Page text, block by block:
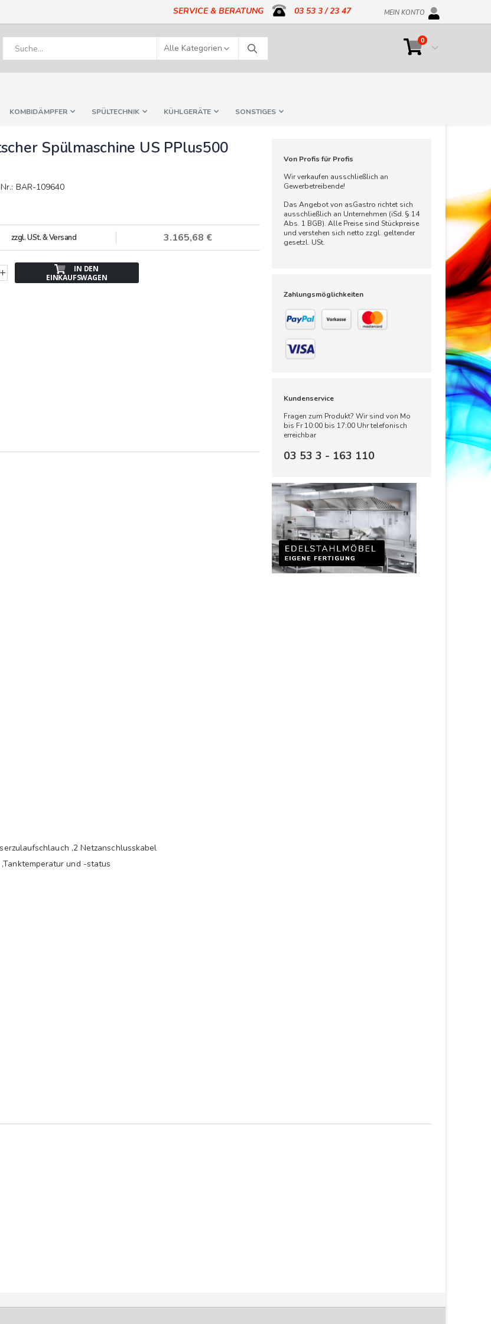
SERVICE & BERATUNG 03 53 3 / 23 47 MEIN KONTO
Cart
0Artikel
Suche
KOMBIDÄMPFER SPÜLTECHNIK KÜHLGERÄTE SONSTIGES
Spülmaschine US PPlus500
BAR-109640
3.165,68 €
zzgl. USt. & Versand
IN DEN
EINKAUFSWAGEN
,2 Netzanschlusskabel
und -status
Von Profis für Profis
Wir verkaufen ausschließlich an
Gewerbetreibende!
Das Angebot von asGastro richtet sich
ausschließlich an Unternehmen (iSd. § 14
Abs. 1 BGB). Alle Preise sind Stückpreise
und verstehen sich netto zzgl. geltender
gesetzl. USt.
Zahlungsmöglichkeiten
Kundenservice
Fragen zum Produkt? Wir sind von Mo
bis Fr 10:00 bis 17:00 Uhr telefonisch
erreichbar
03 53 3 - 163 110